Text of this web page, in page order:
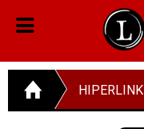
HIPERLINK